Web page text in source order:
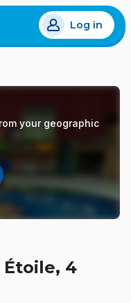
Log in
your geographic
Étoile, 4